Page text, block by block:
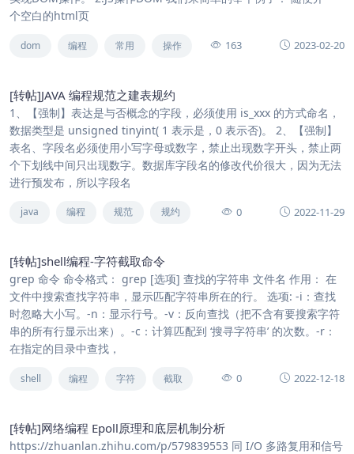
个空白的html页
dom 编程 常用 操作 163 2023-02-20
[转帖]JAVA 编程规范之建表规约
1、【强制】表达是与否概念的字段，必须使用 is_xxx 的方式命名，
数据类型是 unsigned tinyint( 1 表示是，0 表示否)。 2、【强制】
表名、字段名必须使用小写字母或数字，禁止出现数字开头，禁止两
个下划线中间只出现数字。数据库字段名的修改代价很大，因为无法
进行预发布，所以字段名
java 编程 规范 规约 0 2022-11-29
[转帖]shell编程-字符截取命令
grep 命令 命令格式： grep [选项] 查找的字符串 文件名 作用： 在
文件中搜索查找字符串，显示匹配字符串所在的行。 选项: -i：查找
时忽略大小写。-n：显示行号。-v：反向查找（把不含有要搜索字符
串的所有行显示出来）。-c：计算匹配到 ‘搜寻字符串’ 的次数。-r：
在指定的目录中查找，
shell 编程 字符 截取 0 2022-12-18
[转帖]网络编程 Epoll原理和底层机制分析
https://zhuanlan.zhihu.com/p/579839553 同 I/O 多路复用和信号